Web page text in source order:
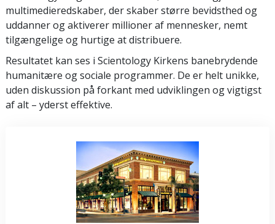
multimedieredskaber, der skaber større bevidsthed og
uddanner og aktiverer millioner af mennesker, nemt
tilgængelige og hurtige at distribuere.
Resultatet kan ses i Scientology Kirkens banebrydende
humanitære og sociale programmer. De er helt unikke,
uden diskussion på forkant med udviklingen og vigtigst
af alt – yderst effektive.